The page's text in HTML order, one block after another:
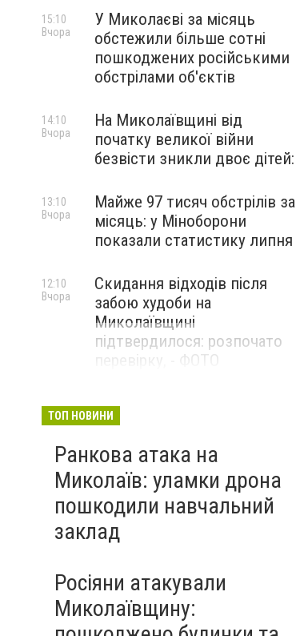
У Миколаєві за місяць
обстежили більше сотні
пошкоджених російськими
обстрілами об'єктів
15:10
Вчора
На Миколаївщині від
початку великої війни
безвісти зникли двоє дітей:
14:10
Вчора
Майже 97 тисяч обстрілів за
місяць: у Міноборони
показали статистику липня
13:10
Вчора
Скидання відходів після
забою худоби на
Миколаївщині
підтвердилося: розпочато
перевірку, - ФОТО
12:10
Вчора
ТОП НОВИНИ
Ранкова атака на
Миколаїв: уламки дрона
пошкодили навчальний
заклад
Росіяни атакували
Миколаївщину: